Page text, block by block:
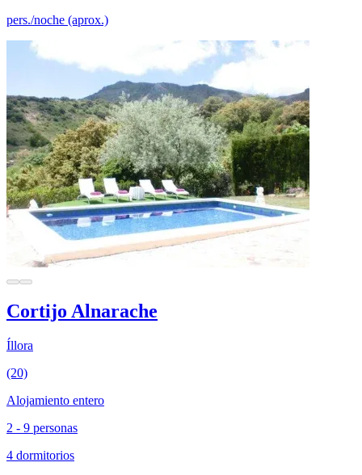
pers./noche (aprox.)
Cortijo Alnarache
Íllora
(20)
Alojamiento entero
2 - 9 personas
4 dormitorios